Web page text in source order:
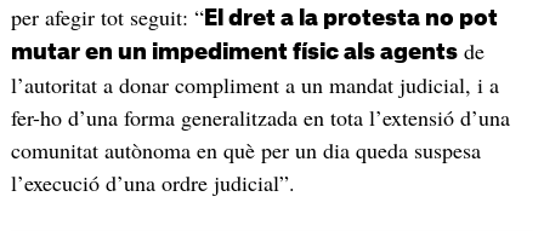
per afegir tot seguit: “El dret a la protesta no pot
mutar en un impediment físic als agentsde
l’autoritat a donar compliment a un mandat judicial, i a
fer-ho d’una forma generalitzada en tota l’extensió d’una
comunitat autònoma en què per un dia queda suspesa
l’execució d’una ordre judicial”.